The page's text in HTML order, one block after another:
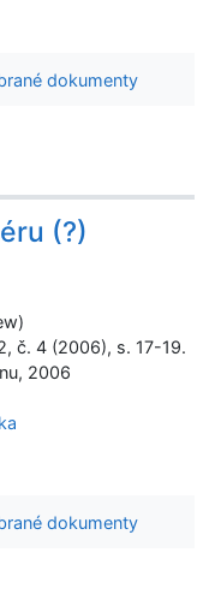
dokumenty
(?)
č. 4 (2006), s. 17-19.
2006
dokumenty